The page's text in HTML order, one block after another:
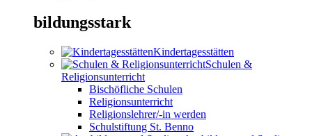
bildungsstark
Kindertagesstätten
Schulen &
Religionsunterricht
Bischöfliche Schulen
Religionsunterricht
Religionslehrer/-in werden
Schulstiftung St. Benno